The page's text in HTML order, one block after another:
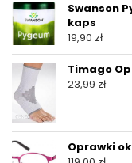
Swanson
kaps
19,90 zł
Timago
23,99 zł
Oprawki